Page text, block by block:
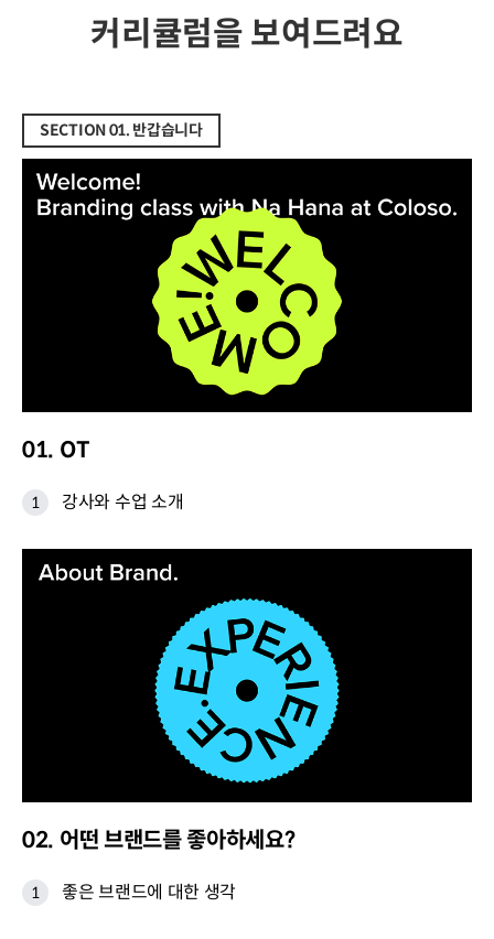
커리큘럼을 보여드려요
SECTION 01. 반갑습니다
01. OT
강사와 수업 소개
02. 어떤 브랜드를 좋아하세요?
좋은 브랜드에 대한 생각